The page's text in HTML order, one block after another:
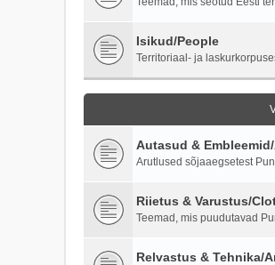
Isikud/People
Territoriaal- ja
Autasud &
Arutlused sõjaaegsetest
Riietus & Varustus/
Teemad, mis puudutavad
Relvastus & Tehnika/